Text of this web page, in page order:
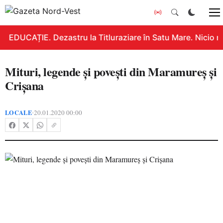
EDUCAȚIE. Dezastru la Titluraziare în Satu Mare. Nicio
Mituri, legende şi poveşti din Maramureş şi
Crişana
LOCALE•20.01.2020 00:00